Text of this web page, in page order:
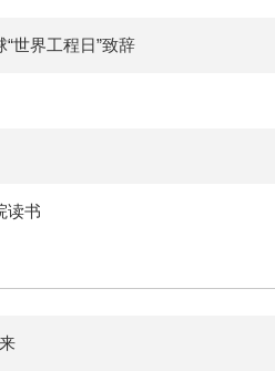
世界工程日”致辞
读书